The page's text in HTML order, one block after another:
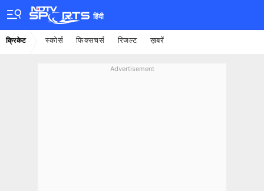
हिंदी
क्रिकेट स्कोर्स फिक्सचर्स रिजल्ट ख़बरें
Advertisement